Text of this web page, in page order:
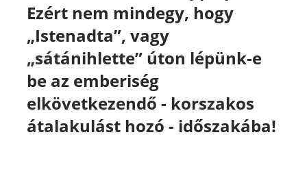
Ezért nem mindegy, hogy
„Istenadta”, vagy
„sátánihlette” úton lépünk-e
be az emberiség
elkövetkezendő - korszakos
átalakulást hozó - időszakába!